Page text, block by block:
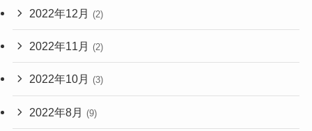
2022年12月 (2)
2022年11月 (2)
2022年10月 (3)
2022年8月 (9)